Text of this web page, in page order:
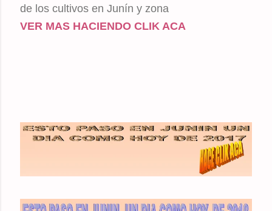
de los cultivos en Junín y zona
VER MAS HACIENDO CLIK ACA